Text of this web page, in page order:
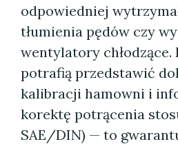
odpowiedniej
tłumienia pędów czy
wentylatory
potrafią przedstawić
kalibracji hamowni i
korektę potrącenia
SAE/DIN) — to